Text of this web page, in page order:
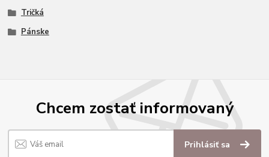
Tričká
Pánske
Chcem zostať informovaný
Prihlásiť sa